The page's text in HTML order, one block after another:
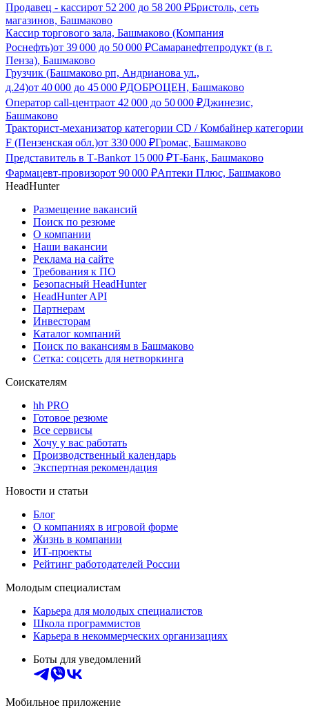
Продавец - кассирот 52 200 до 58 200 ₽Бристоль, сеть
магазинов, Башмаково
Кассир торгового зала, Башмаково (Компания
Роснефть)от 39 000 до 50 000 ₽Самаранефтепродукт (в г.
Пенза), Башмаково
Грузчик (Башмаково рп, Андрианова ул.,
д.24)от 40 000 до 45 000 ₽ДОБРОЦЕН, Башмаково
Оператор call-центраот 42 000 до 50 000 ₽Джинезис,
Башмаково
Тракторист-механизатор категории CD / Комбайнер категории
F (Пензенская обл.)от 330 000 ₽Громас, Башмаково
Представитель в Т-Bankот 15 000 ₽Т-Банк, Башмаково
Фармацевт-провизорот 90 000 ₽Аптеки Плюс, Башмаково
HeadHunter
Размещение вакансий
Поиск по резюме
О компании
Наши вакансии
Реклама на сайте
Требования к ПО
Безопасный HeadHunter
HeadHunter API
Партнерам
Инвесторам
Каталог компаний
Поиск по вакансиям в Башмаково
Сетка: соцсеть для нетворкинга
Соискателям
hh PRO
Готовое резюме
Все сервисы
Хочу у вас работать
Производственный календарь
Экспертная рекомендация
Новости и статьи
Блог
О компаниях в игровой форме
Жизнь в компании
ИТ-проекты
Рейтинг работодателей России
Молодым специалистам
Карьера для молодых специалистов
Школа программистов
Карьера в некоммерческих организациях
Боты для уведомлений
Мобильное приложение